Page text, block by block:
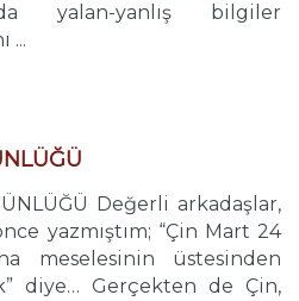
yalan-yanlış bilgiler
...
Değerli arkadaşlar,
yazmıştım; “Çin Mart 24
meselesinin üstesinden
diye… Gerçekten de Çin,